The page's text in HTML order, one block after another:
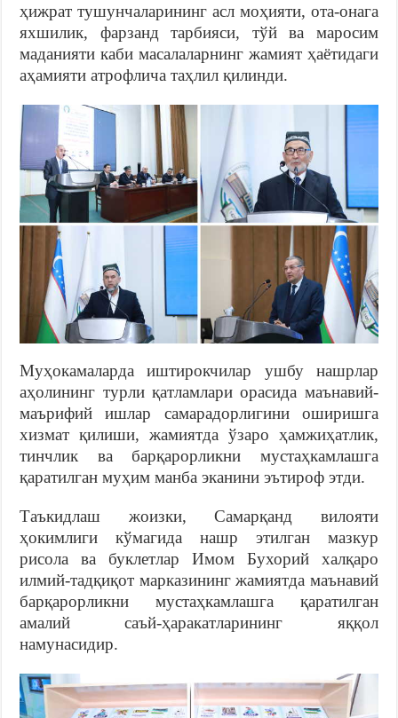
ҳижрат тушунчаларининг асл моҳияти, ота-онага
яхшилик, фарзанд тарбияси, тўй ва маросим
маданияти каби масалаларнинг жамият ҳаётидаги
аҳамияти атрофлича таҳлил қилинди.
Муҳокамаларда иштирокчилар ушбу нашрлар
аҳолининг турли қатламлари орасида маънавий-
маърифий ишлар самарадорлигини оширишга
хизмат қилиши, жамиятда ўзаро ҳамжиҳатлик,
тинчлик ва барқарорликни мустаҳкамлашга
қаратилган муҳим манба эканини эътироф этди.
Таъкидлаш жоизки, Самарқанд вилояти
ҳокимлиги кўмагида нашр этилган мазкур
рисола ва буклетлар Имом Бухорий халқаро
илмий-тадқиқот марказининг жамиятда маънавий
барқарорликни мустаҳкамлашга қаратилган
амалий саъй-ҳаракатларининг яққол
намунасидир.